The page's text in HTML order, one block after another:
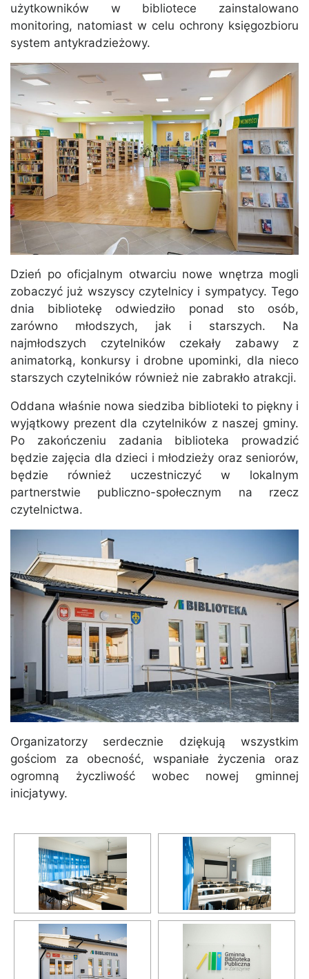
użytkowników w bibliotece zainstalowano
monitoring, natomiast w celu ochrony księgozbioru
system antykradzieżowy.
Dzień po oficjalnym otwarciu nowe wnętrza mogli
zobaczyć już wszyscy czytelnicy i sympatycy. Tego
dnia bibliotekę odwiedziło ponad sto osób,
zarówno młodszych, jak i starszych. Na
najmłodszych czytelników czekały zabawy z
animatorką, konkursy i drobne upominki, dla nieco
starszych czytelników również nie zabrakło atrakcji.
Oddana właśnie nowa siedziba biblioteki to piękny i
wyjątkowy prezent dla czytelników z naszej gminy.
Po zakończeniu zadania biblioteka prowadzić
będzie zajęcia dla dzieci i młodzieży oraz seniorów,
będzie również uczestniczyć w lokalnym
partnerstwie publiczno-społecznym na rzecz
czytelnictwa.
Organizatorzy serdecznie dziękują wszystkim
gościom za obecność, wspaniałe życzenia oraz
ogromną życzliwość wobec nowej gminnej
inicjatywy.